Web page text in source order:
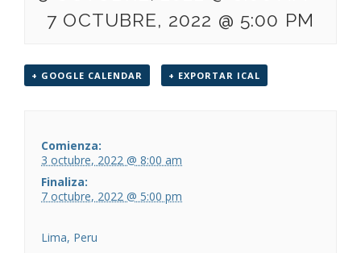
7 OCTUBRE, 2022 @ 5:00 PM
+ GOOGLE CALENDAR + EXPORTAR ICAL
Comienza:
3 octubre, 2022 @ 8:00 am
Finaliza:
7 octubre, 2022 @ 5:00 pm
Lima, Peru